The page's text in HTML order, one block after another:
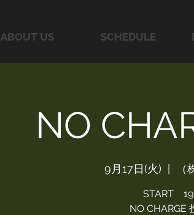
ABOUT US SCHEDULE
NO
9月17日(火)
START
NO CHARGE